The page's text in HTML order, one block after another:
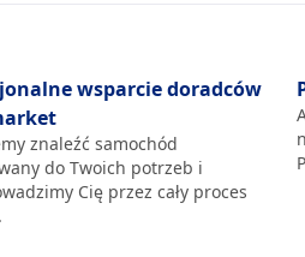
wsparcie doradców
znaleźć samochód
do Twoich potrzeb i
Cię przez cały proces